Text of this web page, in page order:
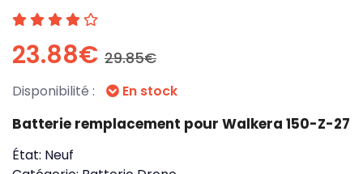
23.88€ 29.85€
Disponibilité : En stock
Batterie remplacement pour Walkera 150-Z-27
État: Neuf